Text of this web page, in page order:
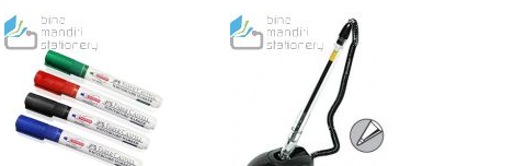
LIST
LIST